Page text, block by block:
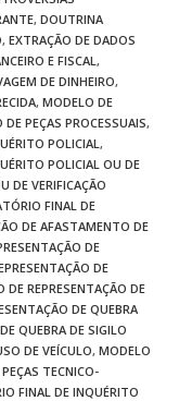
, DOUTRINA
, EXTRAÇÃO DE DADOS
E FISCAL ,
DE DINHEIRO,
, MODELO DE
DE PEÇAS PROCESSUAIS,
POLICIAL ,
POLICIAL OU DE
DE VERIFICAÇÃO
FINAL DE
DE AFASTAMENTO DE
DE
DE
DE REPRESENTAÇÃO DE
DE QUEBRA
QUEBRA DE SIGILO
DE VEÍCULO, MODELO
PEÇAS TECNICO-
FINAL DE INQUÉRITO